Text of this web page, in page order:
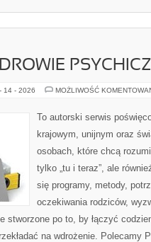
14 - 2026 MOŻLIWOŚĆ
To autorski serwis
krajowym, unijnym oraz
osobach, które chcą
tylko „tu i teraz”, ale
się programy, metody,
oczekiwania rodziców,
stworzone po to, by łączyć
na wdrożenie. Polecamy